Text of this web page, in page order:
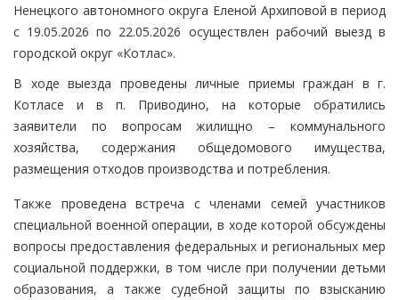
Ненецкого автономного округа Еленой Архиповой в период
с 19.05.2026 по 22.05.2026 осуществлен рабочий выезд в
городской округ «Котлас».
В ходе выезда проведены личные приемы граждан в г.
Котласе и в п. Приводино, на которые обратились
заявители по вопросам жилищно – коммунального
хозяйства, содержания общедомового имущества,
размещения отходов производства и потребления.
Также проведена встреча с членами семей участников
специальной военной операции, в ходе которой обсуждены
вопросы предоставления федеральных и региональных мер
социальной поддержки, в том числе при получении детьми
образования, а также судебной защиты по взысканию